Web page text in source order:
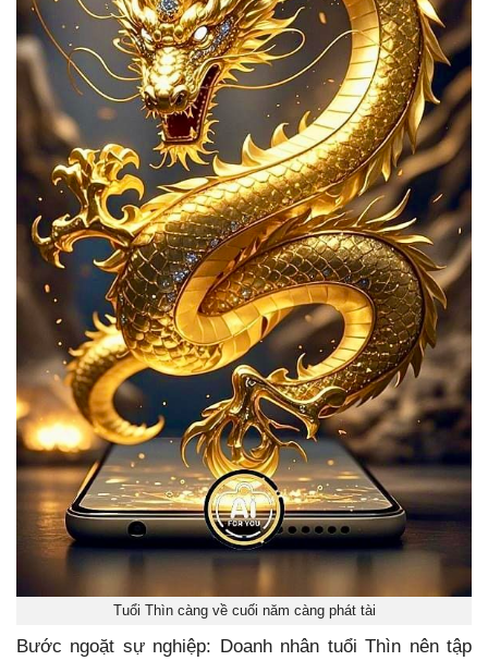
Tuổi Thìn càng về cuối năm càng phát tài
Bước ngoặt sự nghiệp: Doanh nhân tuổi Thìn nên tập